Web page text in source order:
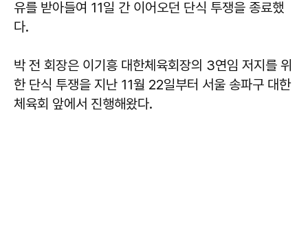
유를 받아들여 11일 간 이어오던 단식 투쟁을 종료했
다.
박 전 회장은 이기흥 대한체육회장의 3연임 저지를 위
한 단식 투쟁을 지난 11월 22일부터 서울 송파구 대한
체육회 앞에서 진행해왔다.